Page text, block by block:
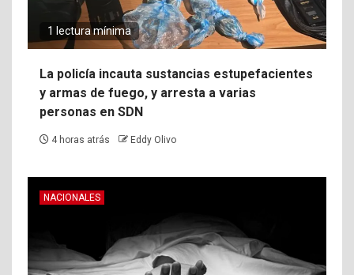
1 lectura mínima
La policía incauta sustancias estupefacientes
y armas de fuego, y arresta a varias
personas en SDN
4 horas atrás Eddy Olivo
NACIONALES